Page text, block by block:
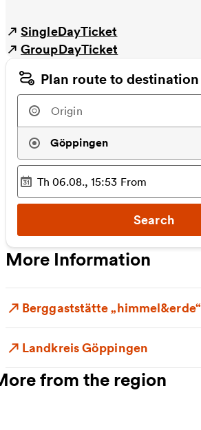
SingleDayTicket
GroupDayTicket
Plan route to destination
Göppingen
Selected time
Th 06.08., 15:53 From
Search
More Information
Berggaststätte „himmel&erde“
Landkreis Göppingen
from the region